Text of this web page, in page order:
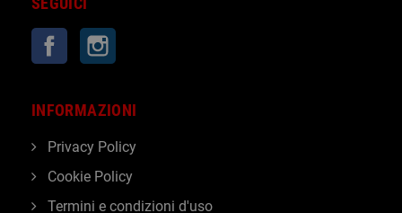
Facebook
INFORMAZIONI
Privacy Policy
Cookie Policy
Termini e condizioni d'uso